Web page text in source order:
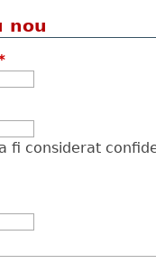
nou
fi considerat